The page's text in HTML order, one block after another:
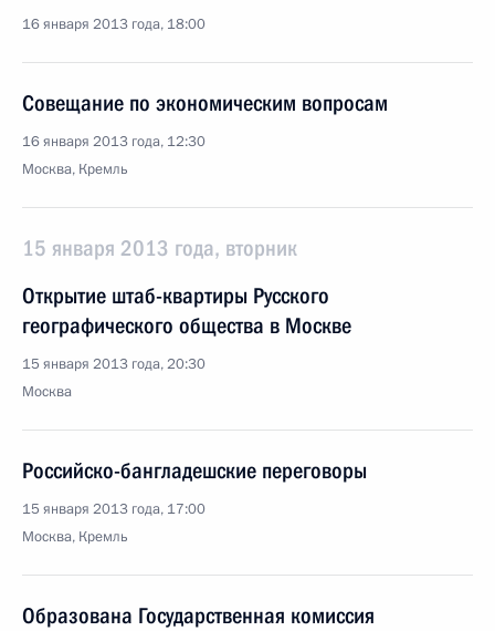
16 января 2013 года, 18:00
Совещание по экономическим вопросам
16 января 2013 года, 12:30
Москва, Кремль
15 января 2013 года, вторник
Открытие штаб-квартиры Русского
географического общества в Москве
15 января 2013 года, 20:30
Москва
Российско-бангладешские переговоры
15 января 2013 года, 17:00
Москва, Кремль
Образована Государственная комиссия